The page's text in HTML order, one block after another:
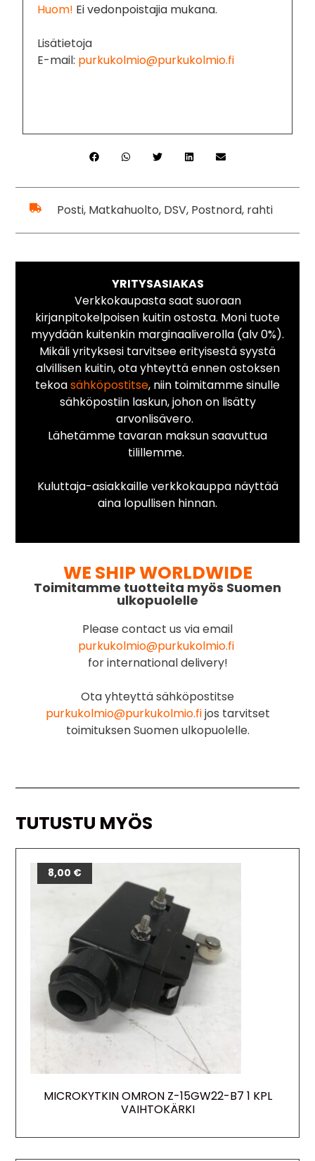
Huom! Ei vedonpoistajia mukana.
Lisätietoja
E-mail: purkukolmio@purkukolmio.fi
Posti, Matkahuolto, DSV, Postnord, rahti
YRITYSASIAKAS
Verkkokaupasta saat suoraan
kirjanpitokelpoisen kuitin ostosta. Moni tuote
myydään kuitenkin marginaaliverolla (alv 0%).
Mikäli yrityksesi tarvitsee erityisestä syystä
alvillisen kuitin, ota yhteyttä ennen ostoksen
tekoasähköpostitse, niin toimitamme sinulle
sähköpostiin laskun, johon on lisätty
arvonlisävero.
Lähetämme tavaran maksun saavuttua
tilillemme.
Kuluttaja-asiakkaille verkkokauppa näyttää
aina lopullisen hinnan.
WE SHIP WORLDWIDE
Toimitamme tuotteita myös Suomen
ulkopuolelle
Please contact us via email
purkukolmio@purkukolmio.fi
for international delivery!
Ota yhteyttä sähköpostitse
purkukolmio@purkukolmio.fijos tarvitset
toimituksen Suomen ulkopuolelle.
TUTUSTU MYÖS
MICROKYTKIN OMRON Z-15GW22-B7 1 KPL
VAIHTOKÄRKI
8,00 €